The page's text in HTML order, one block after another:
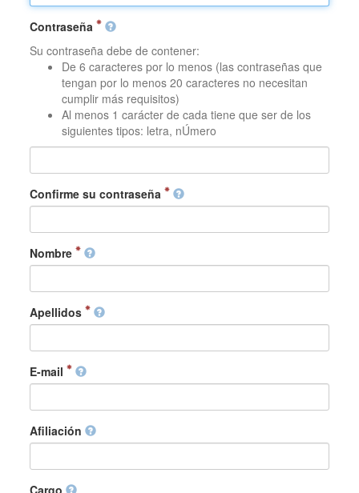
Contraseña
Su contraseña debe de contener:
De 6 caracteres por lo menos (las contraseñas que
tengan por lo menos 20 caracteres no necesitan
cumplir más requisitos)
Al menos 1 carácter de cada tiene que ser de los
siguientes tipos: letra, nÚmero
Confirme su contraseña
Nombre
Apellidos
E-mail
Afiliación
Cargo